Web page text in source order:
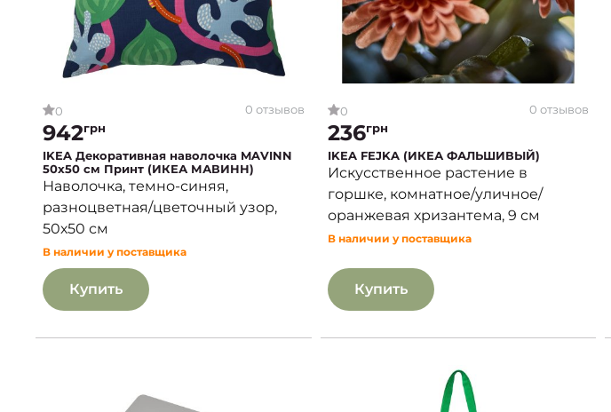
0 0 отзывов
942грн
IKEA Декоративная наволочка MAVINN
50х50 см Принт (ИКЕА МАВИНН)
Наволочка, темно-синяя,
разноцветная/цветочный узор,
50х50 см
В наличии у поставщика
Купить
0 0 отзывов
236грн
IKEA FEJKA (ИКЕА ФАЛЬШИВЫЙ)
Искусственное растение в
горшке, комнатное/уличное/
оранжевая хризантема, 9 см
В наличии у поставщика
Купить